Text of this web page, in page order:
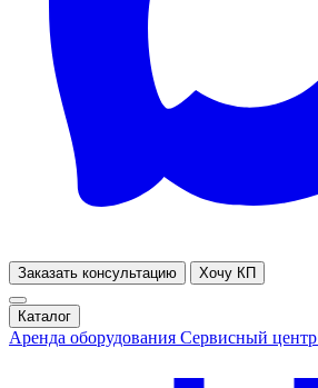
Заказать консультацию Хочу КП
Каталог
Аренда оборудования Сервисный центр